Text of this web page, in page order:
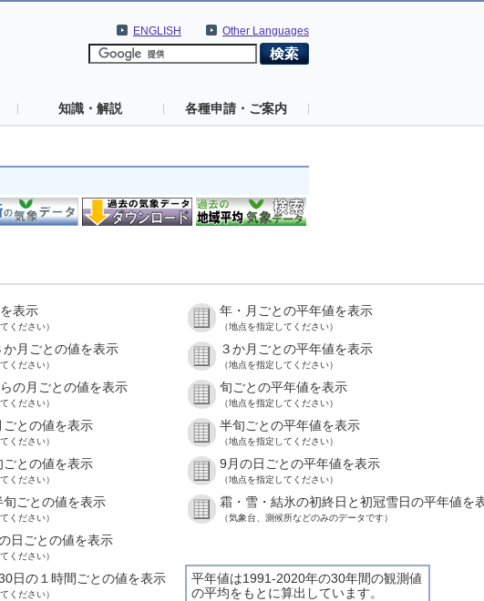
Other Languages
ENGLISH
知識・解説 各種申請・ご案内
表示
ください）
年・月ごとの平年値を表示
（地点を指定してください）
月ごとの値を表示
ください）
３か月ごとの平年値を表示
（地点を指定してください）
の月ごとの値を表示
ください）
旬ごとの平年値を表示
（地点を指定してください）
との値を表示
ください）
半旬ごとの平年値を表示
（地点を指定してください）
との値を表示
ください）
9月の日ごとの平年値を表示
（地点を指定してください）
ごとの値を表示
ください）
霜・雪・結氷の初終日と初冠雪日の平年値を
（気象台、測候所などのみのデータです）
日ごとの値を表示
ください）
平年値は1991-2020年の30年間の観測値
の平均をもとに算出しています。
日の１時間ごとの値を表示
ください）